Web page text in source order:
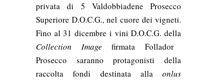
privata di 5 Valdobbiadene Prosecco
Superiore D.O.C.G., nel cuore dei vigneti.
Fino al 31 dicembre i vini D.O.C.G. della
Collection Image firmata Follador
Prosecco saranno protagonisti della
raccolta fondi destinata alla onlus